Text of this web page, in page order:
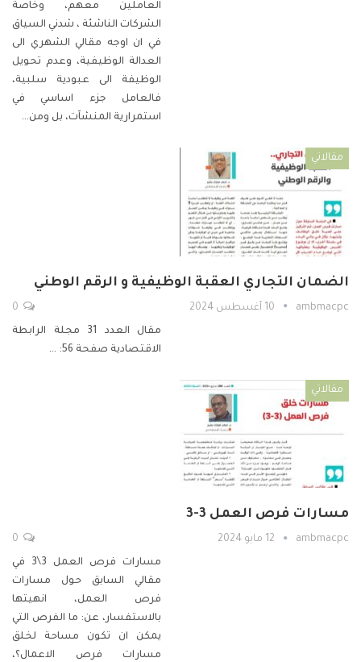
العاملين معهم، وخاصة
الشركات الناشئة ، شدني السياق
في ان اوجه مقالي الشهري الى
العدالة الوظيفية، وعدم تحويل
الوظيفة الى عبودية سلبية،
فالعامل جزء اساسي في
استمرارية المنشآت، بل ومن…
مقالاتي
الضمان التجاري العقبة الوظيفية و الرقم الوطني
ambmacpc 10 أغسطس 2024
مقال العدد 31 مجلة الرابطة
الاقتصادية صفحة 56:
…
مقالاتي
مسارات فرص العمل 3-3
ambmacpc 12 مايو 2024
مسارات فرص العمل 3\3
في
مقالي السابق حول مسارات
فرص العمل، انهيتها
بالاستفسار، عن: ما الفرص التي
يمكن ان تكون مساحة لخلق
مسارات فرص الاعمال؟،